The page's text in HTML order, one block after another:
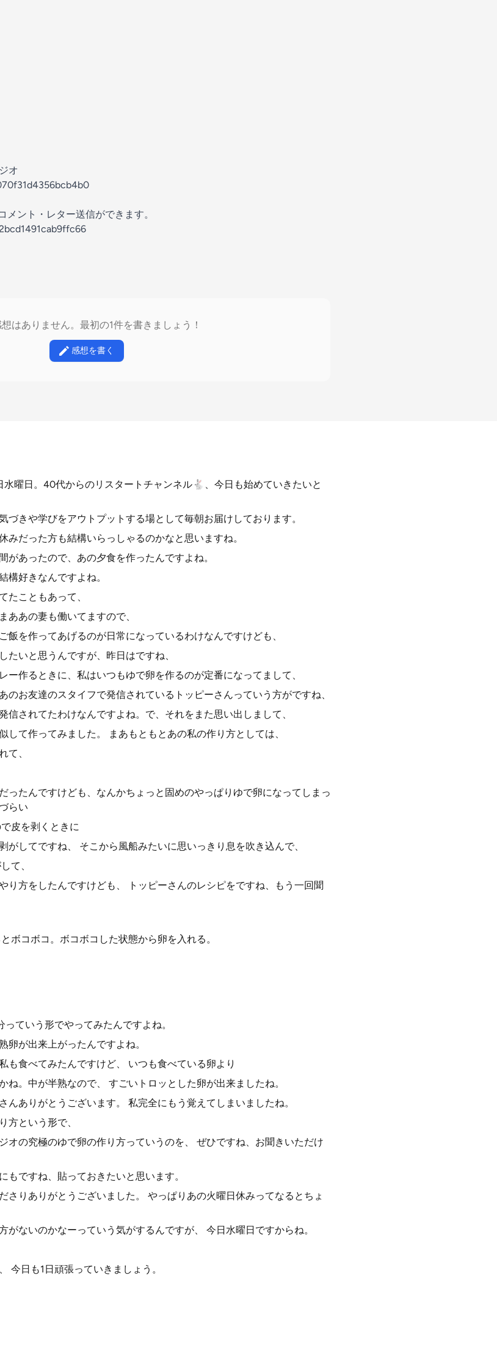
オ
ント・レター送信ができます。
想はありません。最初の1件を書きましょう！
感想を書く
水曜日。40代からのリスタートチャンネル🐇、今日も始めていきたいと
づきや学びをアウトプットする場として毎朝お届けしております。
みだった方も結構いらっしゃるのかなと思いますね。
があったので、あの夕食を作ったんですよね。
構好きなんですよね。
たこともあって、
ああの妻も働いてますので、
飯を作ってあげるのが日常になっているわけなんですけども、
たいと思うんですが、昨日はですね、
ー作るときに、私はいつもゆで卵を作るのが定番になってまして、
のお友達のスタイフで発信されているトッピーさんっていう方がですね、
信されてたわけなんですよね。で、それをまた思い出しまして、
して作ってみました。 まあもともとあの私の作り方としては、
て、
ったんですけども、なんかちょっと固めのやっぱりゆで卵になってしまっ
らい
皮を剥くときに
がしてですね、 そこから風船みたいに思いっきり息を吹き込んで、
て、
り方をしたんですけども、 トッピーさんのレシピをですね、もう一回聞
ボコボコ。ボコボコした状態から卵を入れる。
ていう形でやってみたんですよね。
卵が出来上がったんですよね。
も食べてみたんですけど、 いつも食べている卵より
ね。中が半熟なので、 すごいトロッとした卵が出来ましたね。
んありがとうございます。 私完全にもう覚えてしまいましたね。
方という形で、
オの究極のゆで卵の作り方っていうのを、 ぜひですね、お聞きいただけ
ですね、貼っておきたいと思います。
さりありがとうございました。 やっぱりあの火曜日休みってなるとちょ
がないのかなーっていう気がするんですが、 今日水曜日ですからね。
今日も1日頑張っていきましょう。